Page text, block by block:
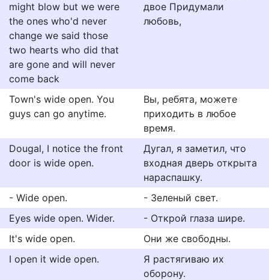
might blow but we were
the ones who'd never
change we said those
two hearts who did that
are gone and will never
come back
двое Придумали
любовь,
Town's wide open. You
guys can go anytime.
Вы, ребята, можете
приходить в любое
время.
Dougal, I notice the front
door is wide open.
Дугал, я заметил, что
входная дверь открыта
нараспашку.
- Wide open.
- Зеленый свет.
Eyes wide open. Wider.
- Открой глаза шире.
It's wide open.
Они же свободны.
I open it wide open.
Я растягиваю их
оборону.